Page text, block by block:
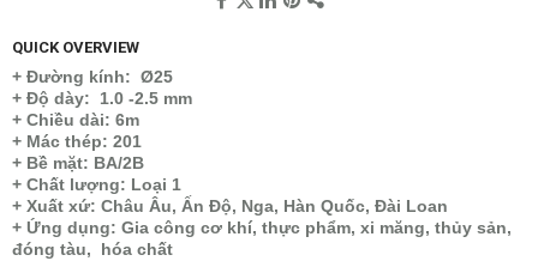
QUICK OVERVIEW
+ Đường kính: Ø25
+ Độ dày: 1.0 -2.5 mm
+ Chiều dài: 6m
+ Mác thép: 201
+ Bề mặt: BA/2B
+ Chất lượng: Loại 1
+ Xuất xứ: Châu Âu, Ấn Độ, Nga, Hàn Quốc, Đài Loan
+ Ứng dụng: Gia công cơ khí, thực phẩm, xi măng, thủy sản,
đóng tàu, hóa chất